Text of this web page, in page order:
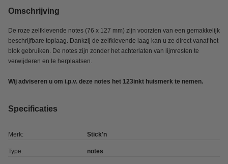
Omschrijving
De roze zelfklevende notes (76 x 127 mm) zijn voorzien van een gemakkelijk
beschrijfbare toplaag. Dankzij de zelfklevende laag kan u ze direct vanaf het
blok gebruiken. De notes zijn zonder het achterlaten van lijmresten te
verwijderen en te herplaatsen.
Wij adviseren u om i.p.v. deze notes het 123inkt huismerk te nemen.
Specificaties
Merk: Stick'n
Type: notes